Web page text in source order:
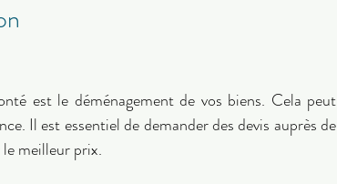
est le déménagement de vos biens. Cela peut
Il est essentiel de demander des devis auprès de
meilleur prix.